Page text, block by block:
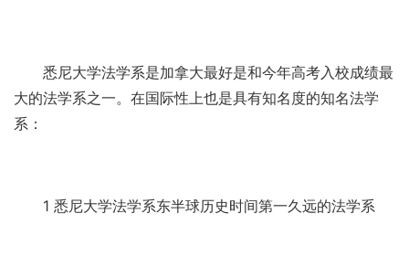
悉尼大学法学系是加拿大最好是和今年高考入校成绩最
大的法学系之一。在国际性上也是具有知名度的知名法学
系：
1 悉尼大学法学系东半球历史时间第一久远的法学系